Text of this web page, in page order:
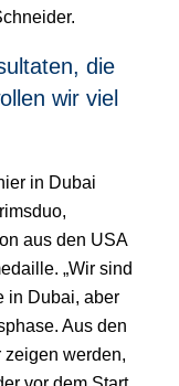
die
wir viel
in Dubai
aus den USA
„Wir sind
in Dubai, aber
Aus den
werden,